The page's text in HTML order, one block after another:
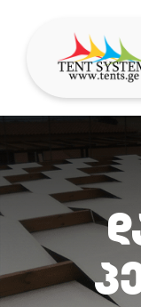
ჩვენ შესახებ
ვიდეო
სისტემების
კონტაქტი